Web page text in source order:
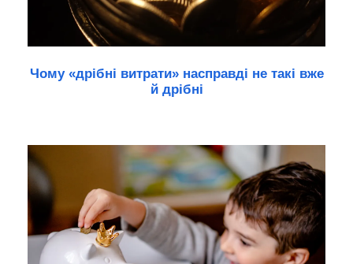
Чому «дрібні витрати» насправді не такі вже
й дрібні